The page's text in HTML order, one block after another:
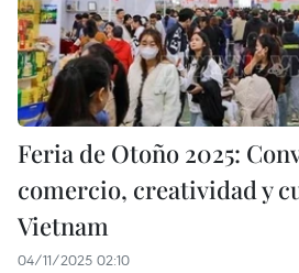
Feria de Otoño 2025:
comercio, creatividad y
Vietnam
04/11/2025 02:10